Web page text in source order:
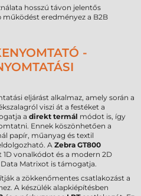
hosszú távon jelentős
eredményez a B2B
-
eljárást alkalmaz, amely során a
viszi át a festéket a
a direkt termál módot is, így
Ennek köszönhetően a
papír, műanyag és textil
AZebra GT800
vonalkódot és a modern 2D
Matrixot is támogatja.
a zökkenőmentes csatlakozást a
A készülék alapkiépítésben